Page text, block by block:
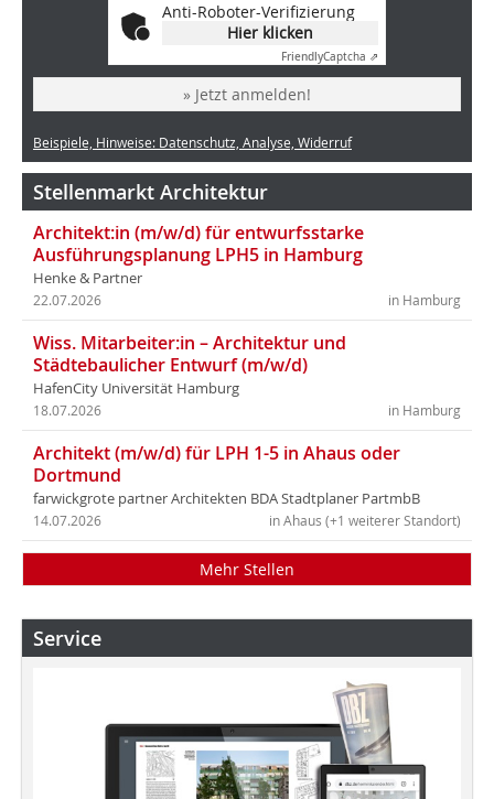
Anti-Roboter-Verifizierung
Hier klicken
FriendlyCaptcha ⇗
» Jetzt anmelden!
Beispiele, Hinweise: Datenschutz, Analyse, Widerruf
Stellenmarkt Architektur
Architekt:in (m/w/d) für entwurfsstarke
Ausführungsplanung LPH5 in Hamburg
Henke & Partner
in Hamburg
22.07.2026
Wiss. Mitarbeiter:in – Architektur und
Städtebaulicher Entwurf (m/w/d)
HafenCity Universität Hamburg
in Hamburg
18.07.2026
Architekt (m/w/d) für LPH 1-5 in Ahaus oder
Dortmund
farwickgrote partner Architekten BDA Stadtplaner PartmbB
in Ahaus (+1 weiterer Standort)
14.07.2026
Mehr Stellen
Service